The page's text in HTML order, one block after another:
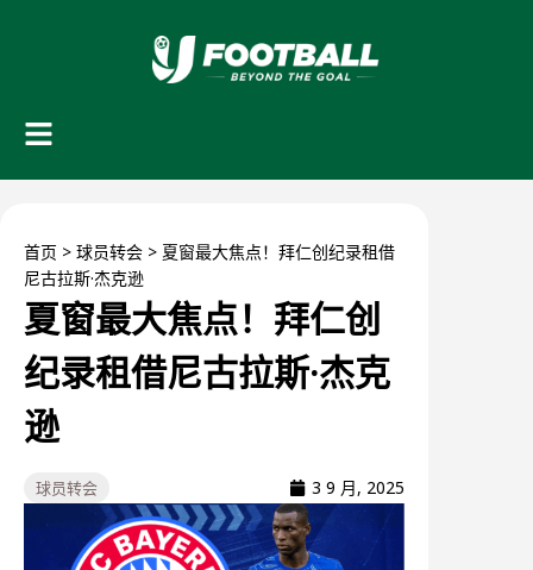
首页 > 球员转会 > 夏窗最大焦点！拜仁创纪录租借
尼古拉斯·杰克逊
夏窗最大焦点！拜仁创
纪录租借尼古拉斯·杰克
逊
球员转会 3 9 月, 2025